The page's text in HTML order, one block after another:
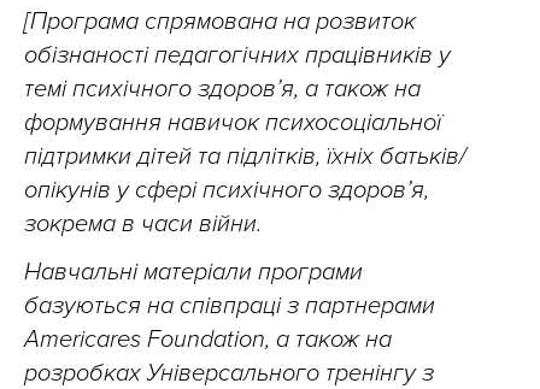
[Програма спрямована на розвиток
обізнаності педагогічних працівників у
темі психічного здоров’я, а також на
формування навичок психосоціальної
підтримки дітей та підлітків, їхніх батьків/
опікунів у сфері психічного здоров’я,
зокрема в часи війни.
Навчальні матеріали програми
базуються на співпраці з партнерами
Americares Foundation, а також на
розробках Універсального тренінгу з